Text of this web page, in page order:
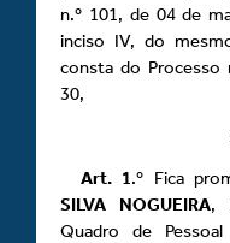
n.º 101, de 04 de
inciso IV, do
consta do Processo
30,
Art. 1.º Fica
SILVA NOGUEIRA,
Quadro de